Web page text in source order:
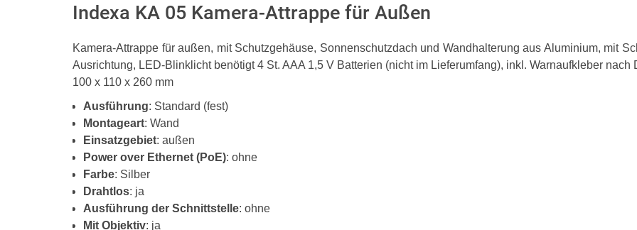
Indexa KA 05 Kamera-Attrappe für Außen
Kamera-Attrappe für außen, mit Schutzgehäuse, Sonnenschutzdach und Wandhalterung aus Aluminium, mit
Ausrichtung, LED-Blinklicht benötigt 4 St. AAA 1,5 V Batterien (nicht im Lieferumfang), inkl. Warnaufkleber
100 x 110 x 260 mm
Ausführung: Standard (fest)
Montageart: Wand
Einsatzgebiet: außen
Power over Ethernet (PoE): ohne
Farbe: Silber
Drahtlos: ja
Ausführung der Schnittstelle: ohne
Mit Objektiv: ja